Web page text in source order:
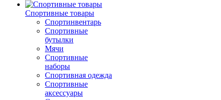
Спортивные товары
Спортинвентарь
Спортивные
бутылки
Мячи
Спортивные
наборы
Спортивная одежда
Спортивные
аксессуары